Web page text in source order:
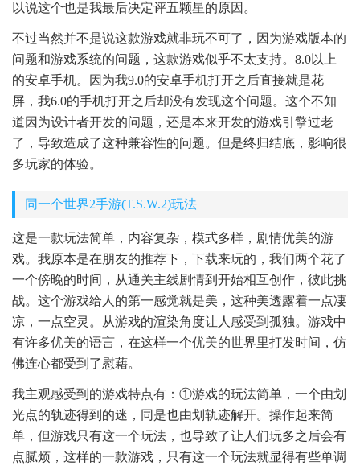
以说这个也是我最后决定评五颗星的原因。
不过当然并不是说这款游戏就非玩不可了，因为游戏版本的
问题和游戏系统的问题，这款游戏似乎不太支持。8.0以上
的安卓手机。因为我9.0的安卓手机打开之后直接就是花
屏，我6.0的手机打开之后却没有发现这个问题。这个不知
道因为设计者开发的问题，还是本来开发的游戏引擎过老
了，导致造成了这种兼容性的问题。但是终归结底，影响很
多玩家的体验。
同一个世界2手游(T.S.W.2)玩法
这是一款玩法简单，内容复杂，模式多样，剧情优美的游
戏。我原本是在朋友的推荐下，下载来玩的，我们两个花了
一个傍晚的时间，从通关主线剧情到开始相互创作，彼此挑
战。这个游戏给人的第一感觉就是美，这种美透露着一点凄
凉，一点空灵。从游戏的渲染角度让人感受到孤独。游戏中
有许多优美的语言，在这样一个优美的世界里打发时间，仿
佛连心都受到了慰藉。
我主观感受到的游戏特点有：①游戏的玩法简单，一个由划
光点的轨迹得到的迷，同是也由划轨迹解开。操作起来简
单，但游戏只有这一个玩法，也导致了让人们玩多之后会有
点腻烦，这样的一款游戏，只有这一个玩法就显得有些单调